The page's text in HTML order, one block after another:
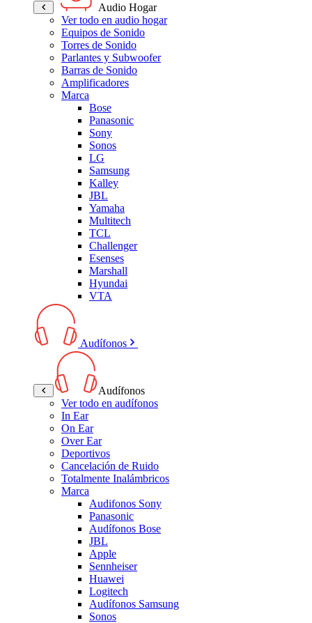
Audio Hogar
Ver todo en audio hogar
Equipos de Sonido
Torres de Sonido
Parlantes y Subwoofer
Barras de Sonido
Amplificadores
Marca
Bose
Panasonic
Sony
Sonos
LG
Samsung
Kalley
JBL
Yamaha
Multitech
TCL
Challenger
Esenses
Marshall
Hyundai
VTA
Audífonos
Audífonos
Ver todo en audífonos
In Ear
On Ear
Over Ear
Deportivos
Cancelación de Ruido
Totalmente Inalámbricos
Marca
Audifonos Sony
Panasonic
Audífonos Bose
JBL
Apple
Sennheiser
Huawei
Logitech
Audífonos Samsung
Sonos